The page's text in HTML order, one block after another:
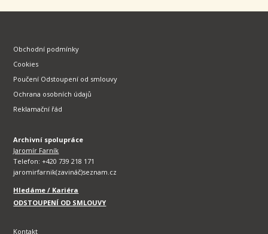
Obchodní podmínky
Cookies
Poučení Odstoupení od smlouvy
Ochrana osobních údajů
Reklamační řád
Archivní spolupráce
Jaromír Farník
Telefon: +420 739 218 171
jaromirfarnik(zavináč)seznam.cz
Hledáme / Kariéra
ODSTOUPENÍ OD SMLOUVY
Kontakt